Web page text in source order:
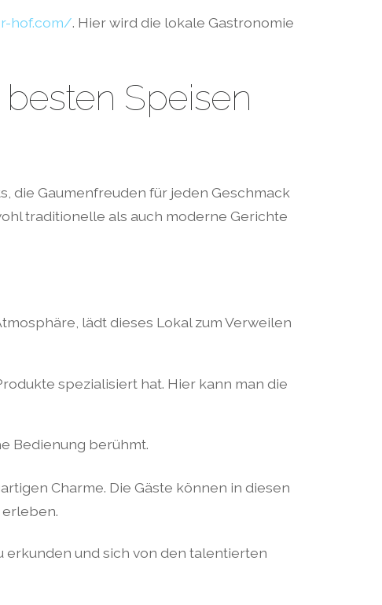
hof.com/. Hier wird die lokale Gastronomie
Speisen
die Gaumenfreuden für jeden Geschmack
traditionelle als auch moderne Gerichte
lädt dieses Lokal zum Verweilen
spezialisiert hat. Hier kann man die
Bedienung berühmt.
Charme. Die Gäste können in diesen
erkunden und sich von den talentierten